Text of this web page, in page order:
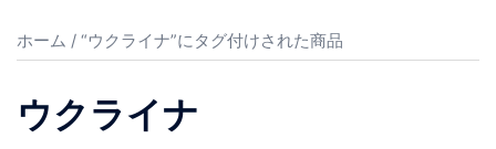
ュ
ホーム / “ウクライナ”にタグ付けされた商品
ウクライナ